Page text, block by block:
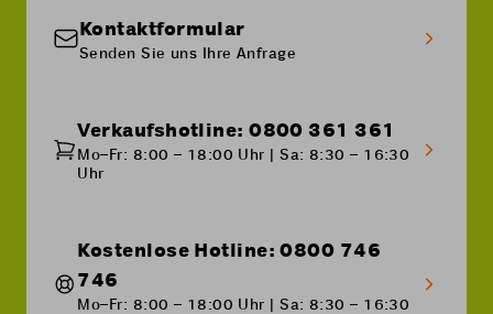
Kontaktformular
Senden Sie uns Ihre Anfrage
Verkaufshotline: 0800 361 361
Mo–Fr: 8:00 – 18:00 Uhr | Sa: 8:30 – 16:30
Uhr
Kostenlose Hotline: 0800 746
746
Mo–Fr: 8:00 – 18:00 Uhr | Sa: 8:30 – 16:30